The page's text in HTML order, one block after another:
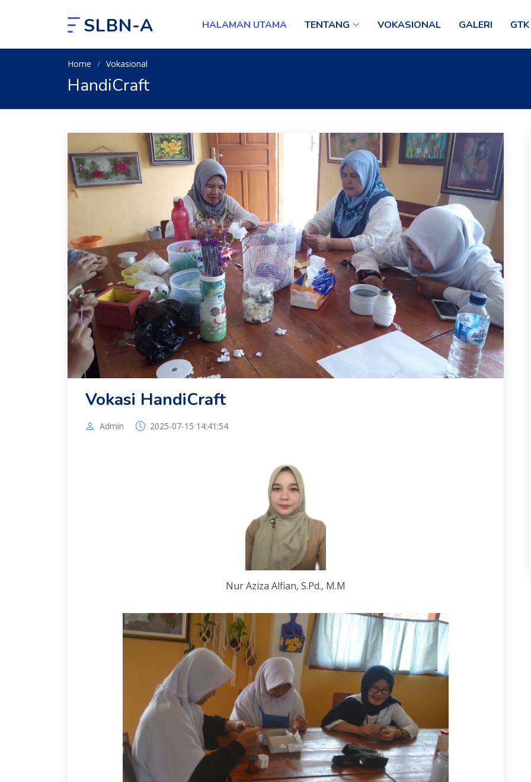
SLBN-A HALAMAN UTAMA TENTANG VOKASIONAL GALERI GTK
Home Vokasional
HandiCraft
Vokasi HandiCraft
Admin 2025-07-15 14:41:54
Nur Aziza Alfian, S.Pd., M.M